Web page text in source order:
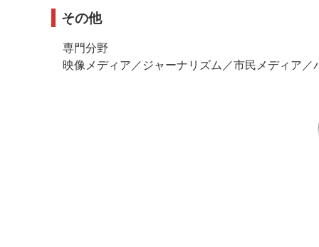
その他
専門分野
映像メディア／ジャーナリズム／市民メディア